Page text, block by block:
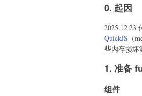
0. 起因
2025.12.23
QuickJS （
些内存损坏
1. 准备
组件